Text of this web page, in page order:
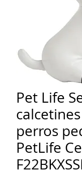
Pet Life
perros
PetLife